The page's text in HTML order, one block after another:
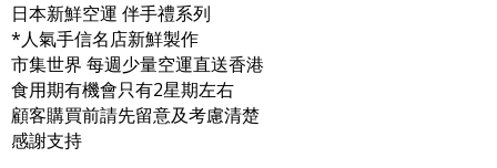
日本新鮮空運 伴手禮系列
*人氣手信名店新鮮製作
市集世界 每週少量空運直送香港
食用期有機會只有2星期左右
顧客購買前請先留意及考慮清楚
感謝支持